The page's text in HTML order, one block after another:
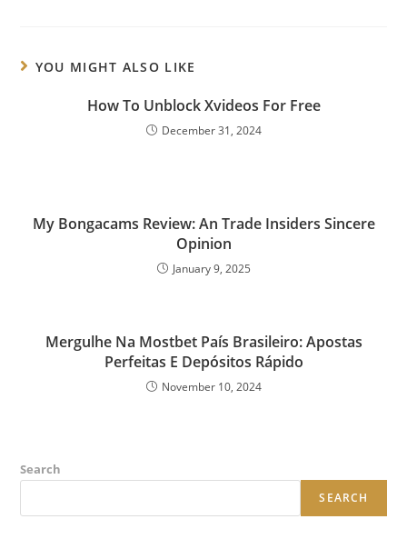
YOU MIGHT ALSO LIKE
How To Unblock Xvideos For Free
December 31, 2024
My Bongacams Review: An Trade Insiders Sincere
Opinion
January 9, 2025
Mergulhe Na Mostbet País Brasileiro: Apostas
Perfeitas E Depósitos Rápido
November 10, 2024
Search
SEARCH